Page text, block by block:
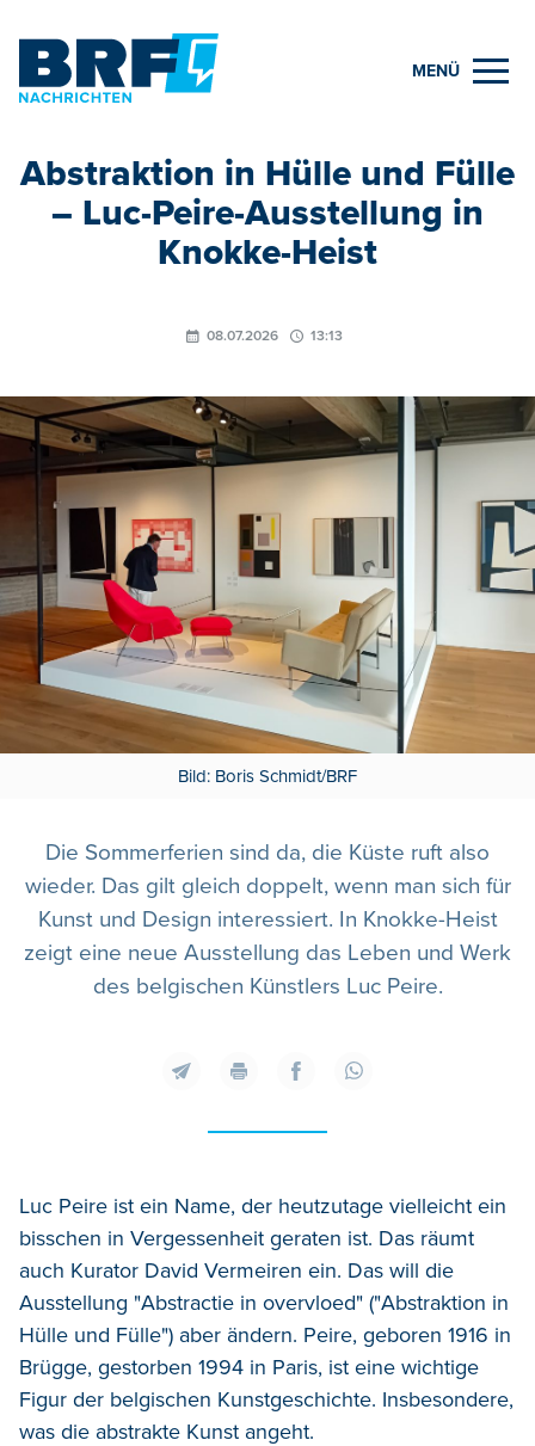
MENÜ
Abstraktion in Hülle und Fülle
– Luc-Peire-Ausstellung in
Knokke-Heist
08.07.2026 13:13
Bild: Boris Schmidt/BRF
Die Sommerferien sind da, die Küste ruft also
wieder. Das gilt gleich doppelt, wenn man sich für
Kunst und Design interessiert. In Knokke-Heist
zeigt eine neue Ausstellung das Leben und Werk
des belgischen Künstlers Luc Peire.
Luc Peire ist ein Name, der heutzutage vielleicht ein
bisschen in Vergessenheit geraten ist. Das räumt
auch Kurator David Vermeiren ein. Das will die
Ausstellung "Abstractie in overvloed" ("Abstraktion in
Hülle und Fülle") aber ändern. Peire, geboren 1916 in
Brügge, gestorben 1994 in Paris, ist eine wichtige
Figur der belgischen Kunstgeschichte. Insbesondere,
was die abstrakte Kunst angeht.